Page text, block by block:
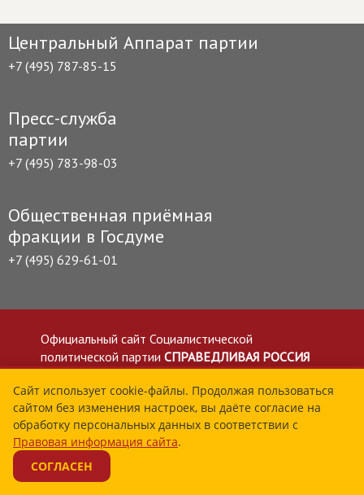
Центральный Аппарат партии
+7 (495) 787-85-15
Пресс-служба
партии
+7 (495) 783-98-03
Общественная приёмная
фракции в Госдуме
+7 (495) 629-61-01
Официальный сайт Социалистической
политической партии СПРАВЕДЛИВАЯ РОССИЯ
приветствуется со ссылкой на сайт spravedlivo.ru
Политика в отношении обработки персональных
данных
Все материалы сайта spravedlivo.ru доступны по
лицензии Creative Commons Attribution 4.0 International
Сайт использует cookie-файлы. Продолжая пользоваться
сайтом без изменения настроек, вы даёте согласие на
обработку персональных данных в соответствии с
Правовая информация сайта.
СОГЛАСЕН